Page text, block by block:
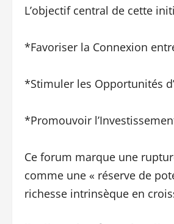
L’objectif central de cette
*Favoriser la Connexion
*Stimuler les Opportunités
*Promouvoir
Ce forum marque une
comme une « réserve de
richesse intrinsèque en